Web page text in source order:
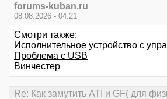
forums-kuban.ru
08.08.2026 - 04:21
Смотри также:
Исполнительное устройство с
Проблема с USB
Винчестер
Re: Как замутить ATI и GF( для